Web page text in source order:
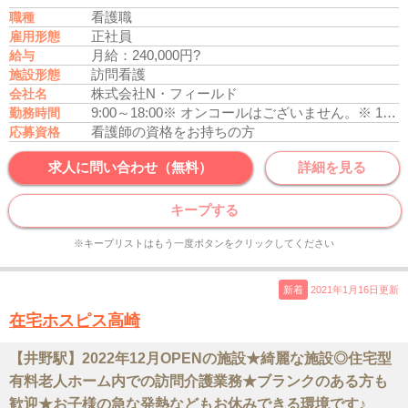
職種 看護職
雇用形態 正社員
給与 月給：240,000円?
施設形態 訪問看護
会社名 株式会社N・フィールド
勤務時間 9:00～18:00※ オンコールはございません。 ※ 17時までの時短勤務は応相談（幼少の子供を養育している方）
応募資格 看護師の資格をお持ちの方
求人に問い合わせ（無料） 詳細を見る
キープする
※キープリストはもう一度ボタンをクリックしてください
新着 2021年1月16日更新
在宅ホスピス高崎
【井野駅】2022年12月OPENの施設★綺麗な施設◎住宅型
有料老人ホーム内での訪問介護業務★ブランクのある方も
歓迎★お子様の急な発熱などもお休みできる環境です♪